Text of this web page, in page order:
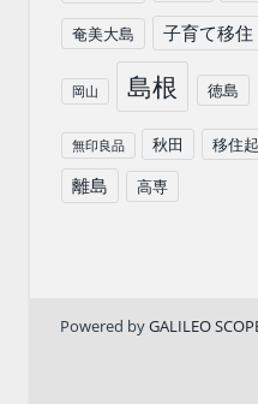
奄美大島 子育て移住
岡山 島根 徳島
無印良品 秋田 移住
離島 高専
Powered byGALILEO